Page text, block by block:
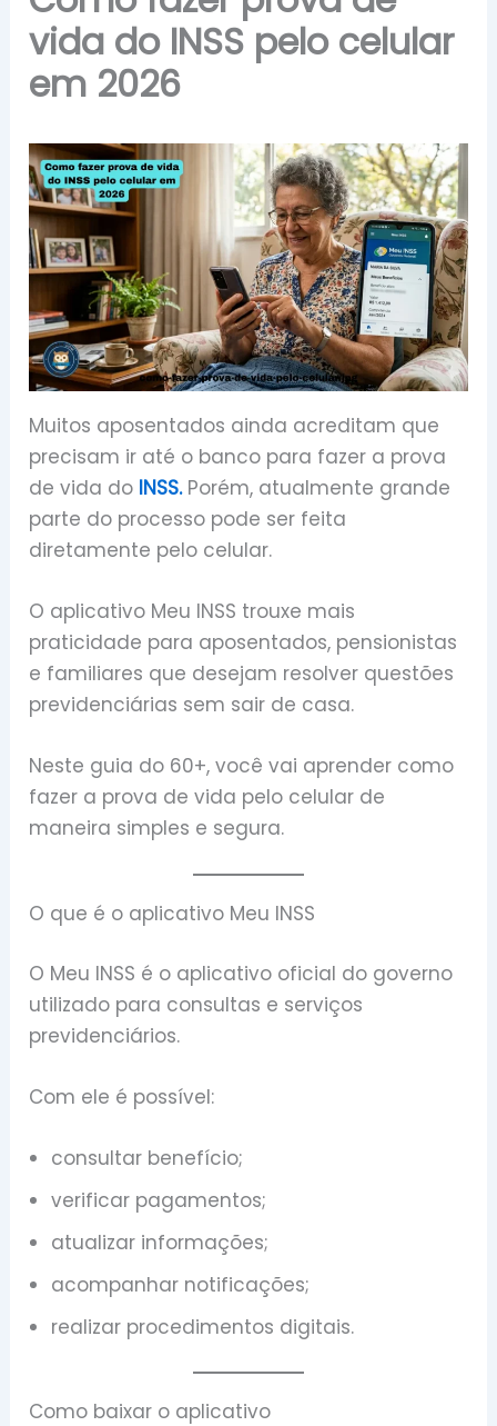
vida do INSS pelo celular
em 2026
Muitos aposentados ainda acreditam que
precisam ir até o banco para fazer a prova
de vida do INSS. Porém, atualmente grande
parte do processo pode ser feita
diretamente pelo celular.
O aplicativo Meu INSS trouxe mais
praticidade para aposentados, pensionistas
e familiares que desejam resolver questões
previdenciárias sem sair de casa.
Neste guia do 60+, você vai aprender como
fazer a prova de vida pelo celular de
maneira simples e segura.
O que é o aplicativo Meu INSS
O Meu INSS é o aplicativo oficial do governo
utilizado para consultas e serviços
previdenciários.
Com ele é possível:
consultar benefício;
verificar pagamentos;
atualizar informações;
acompanhar notificações;
realizar procedimentos digitais.
Como baixar o aplicativo